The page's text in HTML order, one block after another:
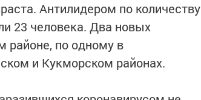
Антилидером по количеству
23 человека. Два новых
районе, по одному в
и Кукморском районах.